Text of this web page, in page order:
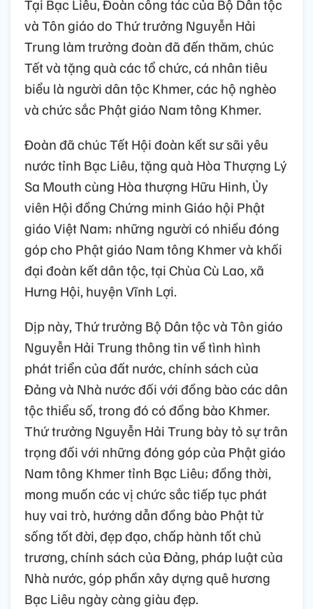
Tại Bạc Liêu, Đoàn công tác của Bộ Dân tộc
và Tôn giáo do Thứ trưởng Nguyễn Hải
Trung làm trưởng đoàn đã đến thăm, chúc
Tết và tặng quà các tổ chức, cá nhân tiêu
biểu là người dân tộc Khmer, các hộ nghèo
và chức sắc Phật giáo Nam tông Khmer.
Đoàn đã chúc Tết Hội đoàn kết sư sãi yêu
nước tỉnh Bạc Liêu, tặng quà Hòa Thượng Lý
Sa Mouth cùng Hòa thượng Hữu Hinh, Ủy
viên Hội đồng Chứng minh Giáo hội Phật
giáo Việt Nam; những người có nhiều đóng
góp cho Phật giáo Nam tông Khmer và khối
đại đoàn kết dân tộc, tại Chùa Cù Lao, xã
Hưng Hội, huyện Vĩnh Lợi.
Dịp này, Thứ trưởng Bộ Dân tộc và Tôn giáo
Nguyễn Hải Trung thông tin về tình hình
phát triển của đất nước, chính sách của
Đảng và Nhà nước đối với đồng bào các dân
tộc thiểu số, trong đó có đồng bào Khmer.
Thứ trưởng Nguyễn Hải Trung bày tỏ sự trân
trọng đối với những đóng góp của Phật giáo
Nam tông Khmer tỉnh Bạc Liêu; đồng thời,
mong muốn các vị chức sắc tiếp tục phát
huy vai trò, hướng dẫn đồng bào Phật tử
sống tốt đời, đẹp đạo, chấp hành tốt chủ
trương, chính sách của Đảng, pháp luật của
Nhà nước, góp phần xây dựng quê hương
Bạc Liêu ngày càng giàu đẹp.